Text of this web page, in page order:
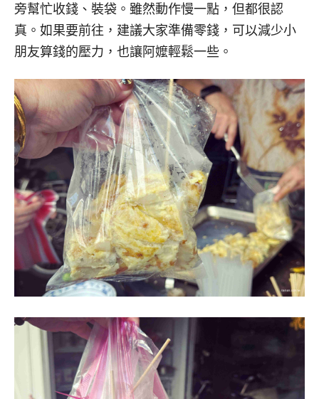
旁幫忙收錢、裝袋。雖然動作慢一點，但都很認
真。如果要前往，建議大家準備零錢，可以減少小
朋友算錢的壓力，也讓阿嬤輕鬆一些。